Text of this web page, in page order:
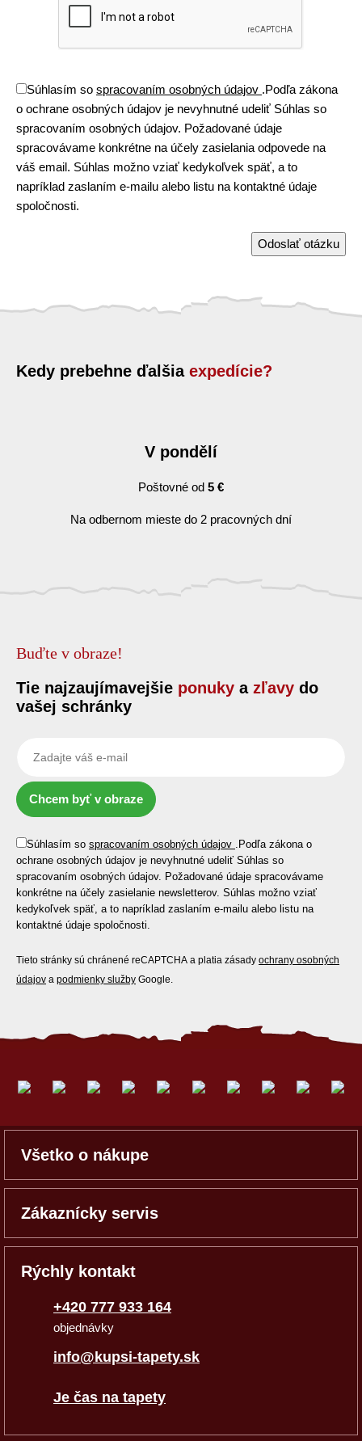
Súhlasím so spracovaním osobných údajov .Podľa zákona
o ochrane osobných údajov je nevyhnutné udeliť Súhlas so
spracovaním osobných údajov. Požadované údaje
spracovávame konkrétne na účely zasielania odpovede na
váš email. Súhlas možno vziať kedykoľvek späť, a to
napríklad zaslaním e-mailu alebo listu na kontaktné údaje
spoločnosti.
Odoslať otázku
Kedy prebehne ďalšia expedície?
V pondělí
Poštovné od 5 €
Na odbernom mieste do 2 pracovných dní
Buďte v obraze!
Tie najzaujímavejšie ponuky a zľavy do
vašej schránky
Chcem byť v obraze
Súhlasím so spracovaním osobných údajov . Podľa zákona o
ochrane osobných údajov je nevyhnutné udeliť Súhlas so
spracovaním osobných údajov. Požadované údaje spracovávame
konkrétne na účely zasielanie newsletterov. Súhlas možno vziať
kedykoľvek späť, a to napríklad zaslaním e-mailu alebo listu na
kontaktné údaje spoločnosti.
Tieto stránky sú chránené reCAPTCHA a platia zásady ochrany osobných
údajov a podmienky služby Google.
Všetko o nákupe
Zákaznícky servis
Rýchly kontakt
+420 777 933 164
objednávky
info@kupsi-tapety.sk
Je čas na tapety